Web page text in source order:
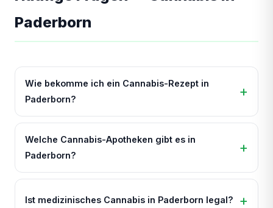
Paderborn
Wie bekomme ich ein Cannabis-Rezept in
Paderborn?
Welche Cannabis-Apotheken gibt es in
Paderborn?
Ist medizinisches Cannabis in Paderborn legal?